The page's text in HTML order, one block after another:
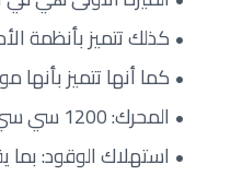
كذلك تتميز بأنظمة
كما أنها تتميز بأنها
المحرك: 1200 سي سي، 4 سلندر
استهلاك الوقود: بما يقارب 5.3 لتر